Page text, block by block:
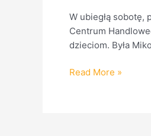
W ubiegłą sobotę,
Centrum
dzieciom. Była
Read More »